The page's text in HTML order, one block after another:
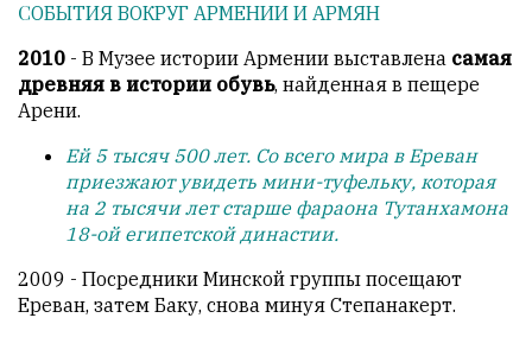
независимо
Сайт
обновляется
большим
трудом,
душой.
Редакция
СОБЫТИЯ ВОКРУГ АРМЕНИИ И АРМЯН
2010 - В Музее истории Армении выставлена самая
древняя в истории обувь, найденная в пещере
Арени.
Ей 5 тысяч 500 лет. Со всего мира в Ереван
приезжают увидеть мини-туфельку, которая
на 2 тысячи лет старше фараона Тутанхамона
18-ой египетской династии.
2009 - Посредники Минской группы посещают
Ереван, затем Баку, снова минуя Степанакерт.